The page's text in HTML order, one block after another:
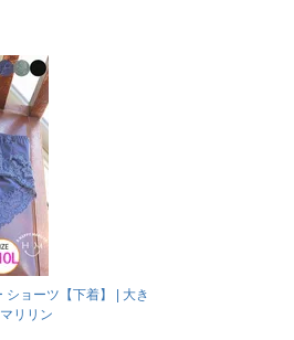
ショーツ【下着】 | 大き
リリン